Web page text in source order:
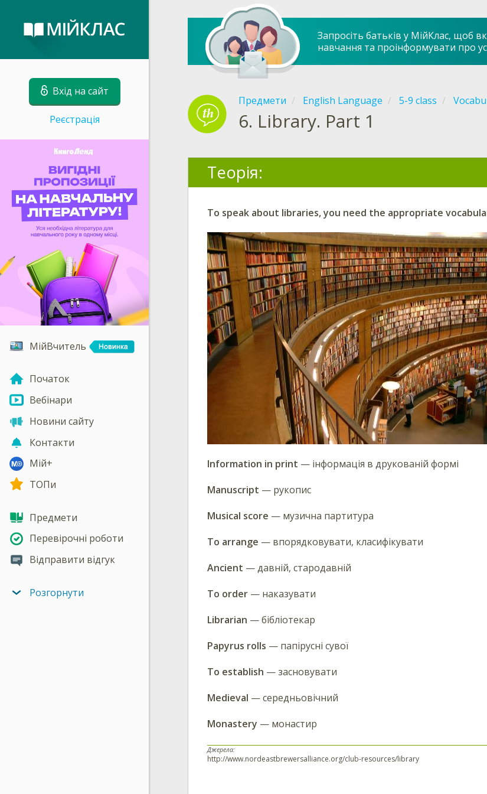
Вхід на сайт
Реєстрація
МійВчитель
Початок
Вебінари
Новини сайту
Контакти
Мій+
ТОПи
Предмети
Перевірочні роботи
Відправити відгук
Розгорнути
Запросіть батьків у МійКлас, щоб
навчання та проінформувати про
Предмети English Language 5-9 class
6. Library. Part 1
Теорія:
To speak about libraries, you need the appropriate
Information in print — інформація в друкованій формі
Manuscript — рукопис
Musical score — музична партитура
To arrange — впорядковувати, класифікувати
Ancient — давній, стародавній
To order — наказувати
Librarian — бібліотекар
Papyrus rolls — папірусні сувої
To establish — засновувати
Medieval — середньовічний
Monastery — монастир
Джерела:
http://www.nordeastbrewersalliance.org/club-resources/library